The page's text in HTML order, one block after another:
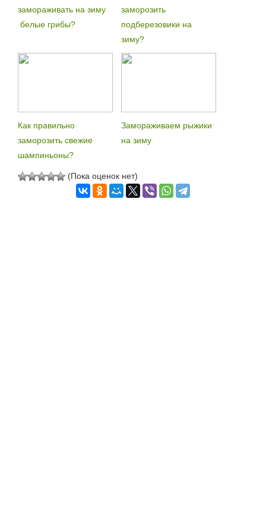
замораживать на зиму
белые грибы?
заморозить
подберезовики на
зиму?
Как правильно
заморозить свежие
шампиньоны?
Замораживаем рыжики
на зиму
(Пока оценок нет)